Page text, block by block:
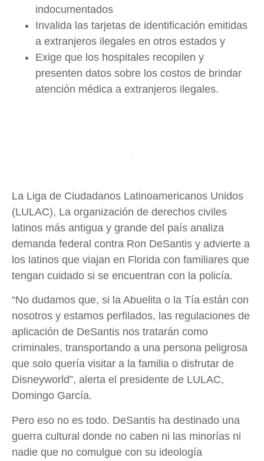
indocumentados
Invalida las tarjetas de identificación emitidas
a extranjeros ilegales en otros estados y
Exige que los hospitales recopilen y
presenten datos sobre los costos de brindar
atención médica a extranjeros ilegales.
La Liga de Ciudadanos Latinoamericanos Unidos
(LULAC), La organización de derechos civiles
latinos más antigua y grande del país analiza
demanda federal contra Ron DeSantis y advierte a
los latinos que viajan en Florida con familiares que
tengan cuidado si se encuentran con la policía.
“No dudamos que, si la Abuelita o la Tía están con
nosotros y estamos perfilados, las regulaciones de
aplicación de DeSantis nos tratarán como
criminales, transportando a una persona peligrosa
que solo quería visitar a la familia o disfrutar de
Disneyworld”, alerta el presidente de LULAC,
Domingo García.
Pero eso no es todo. DeSantis ha destinado una
guerra cultural donde no caben ni las minorías ni
nadie que no comulgue con su ideología